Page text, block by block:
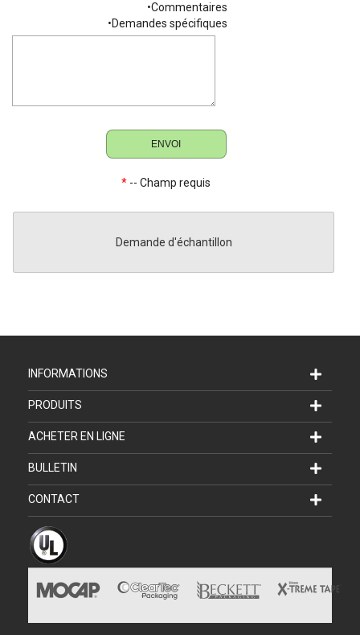
•Commentaires
•Demandes spécifiques
* -- Champ requis
Demande d'échantillon
INFORMATIONS
PRODUITS
ACHETER EN LIGNE
BULLETIN
CONTACT